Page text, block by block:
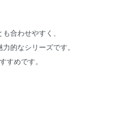
合わせやすく、
的なシリーズです。
すめです。